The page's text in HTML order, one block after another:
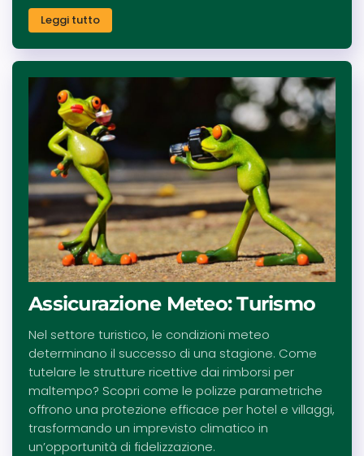
Leggi tutto
Assicurazione Meteo: Turismo
Nel settore turistico, le condizioni meteo
determinano il successo di una stagione. Come
tutelare le strutture ricettive dai rimborsi per
maltempo? Scopri come le polizze parametriche
offrono una protezione efficace per hotel e villaggi,
trasformando un imprevisto climatico in
un’opportunità di fidelizzazione.